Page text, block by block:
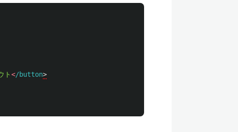
ト</button